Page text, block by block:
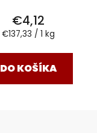
€4,12
Jednotková
€137,33 / 1 kg
DO KOŠÍKA